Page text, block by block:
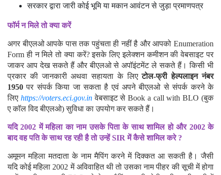
राज्य या स्थानीय अधिकारियों द्वारा तैयार किया गया परिवार रजिस्टर
फॉर्म न मिले तो क्या करें
अगर बीएलओ आपके पास तक पहुंचता ही नहीं है और आपको Enumeration
Form ही न मिले तो क्या करें? इसके लिए इलेक्शन कमीशन की वेबसाइट पर
जाकर आप देख सकते हैं और बीएलओ से अपॉइंटमेंट ले सकते हैं। किसी भी
प्रकार की जानकारी अथवा सहायता के लिएटोल-फ्री हेल्पलाइन नंबर
1950पर संपर्क किया जा सकता है एवं अपने बीएलओ से संपर्क करने के
लिएhttps://voters.eci.gov.inवेबसाइट से Book a call with BLO (बुक
ए कॉल विद बीएलओ) सुविधा का उपयोग कर सकते हैं।
यदि 2002 में महिला का नाम उसके पिता के साथ शामिल हो और 2002 के
बाद वह पति के साथ रह रही है तो उन्हें SIR में कैसे शामिल करे ?
अमूमन महिला मतदाता के नाम मैपिंग करने में दिक्कत आ सकती है। जैसी